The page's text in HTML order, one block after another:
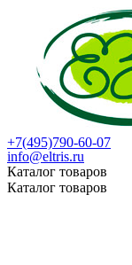
+7(495)790-60-07
info@eltris.ru
Каталог товаров
Каталог товаров